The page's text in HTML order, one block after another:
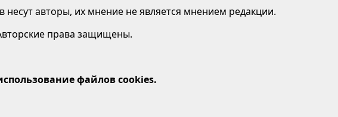
авторы, их мнение не является мнением редакции.
права защищены.
файлов cookies.